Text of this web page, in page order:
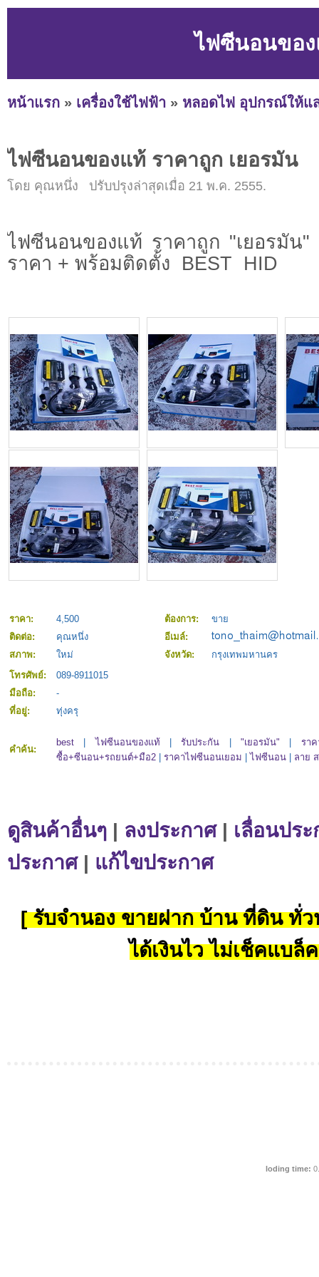
ไฟซีนอนของ
หน้าแรก » เครื่องใช้ไฟฟ้า » หลอดไฟ อุปกรณ์ให้แ
ไฟซีนอนของแท้ ราคาถูก เยอรมัน
โดย คุณหนึ่ง ปรับปรุงล่าสุดเมื่อ 21 พ.ค. 2555.
ไฟซีนอนของแท้ ราคาถูก "เยอรมัน
ราคา + พร้อมติดตั้ง BEST HID
ราคา: 4,500 ต้องการ:
ขาย
ติดต่อ:
คุณหนึ่ง
อีเมล์:
สภาพ:
ใหม่ จังหวัด:
กรุงเทพมหานคร
โทรศัพย์:
089-8911015
มือถือ:
-
ที่อยู่:
ทุ่งครุ
คำค้น:
best |ไฟซีนอนของแท้ |รับประกัน |"เยอรมัน"
รา
ซื้อ+ซีนอน+รถยนต์+มือ2
ราคาไฟซีนอนเยอม |ไฟซีนอน ลาย
ดูสินค้าอื่นๆ | ลงประกาศ| เลื่อนปร
ประกาศ| แก้ไขประกาศ
[ รับจำนอง ขายฝาก บ้าน ที่ดิน ทั่ว
ได้เงินไว ไม่เช็คแบล็
loding time: